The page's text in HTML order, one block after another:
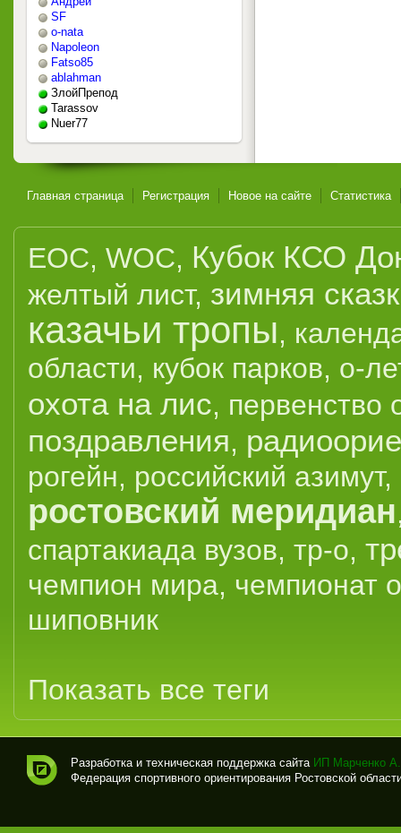
SF
o-nata
Napoleon
Fatso85
ablahman
ЗлойПрепод
Tarassov
Nuer77
Главная страница Регистрация Новое на сайте Статистика
EOC, WOC, Кубок КСО
желтый лист, зимняя
казачьи тропы,
области, кубок парков, о-
охота на лис, первенство
поздравления,
рогейн, российский азимут,
ростовский меридиан
спартакиада вузов, тр-о,
чемпион мира, чемпионат
шиповник
Показать все теги
Разработка и техническая поддержка сайта ИП Марченко
Федерация спортивного ориентирования Ростовской